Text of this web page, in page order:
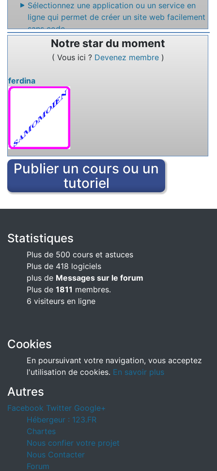
Sélectionnez une application ou un service en
ligne qui permet de créer un site web facilement
sans code
Nommez un service en ligne qui permet de
rédiger des textes à plusieurs.
Notre star du moment
( Vous ici ? Devenez membre )
ferdina
Publier un cours ou un
tutoriel
Statistiques
Plus de 500 cours et astuces
Plus de 418 logiciels
plus de Messages sur le forum
Plus de 1811 membres.
6 visiteurs en ligne
Cookies
En poursuivant votre navigation, vous acceptez
l'utilisation de cookies. En savoir plus
Autres
Facebook Twitter Google+
Hébergeur : 123.FR
Chartes
Nous confier votre projet
Nous Contacter
Forum